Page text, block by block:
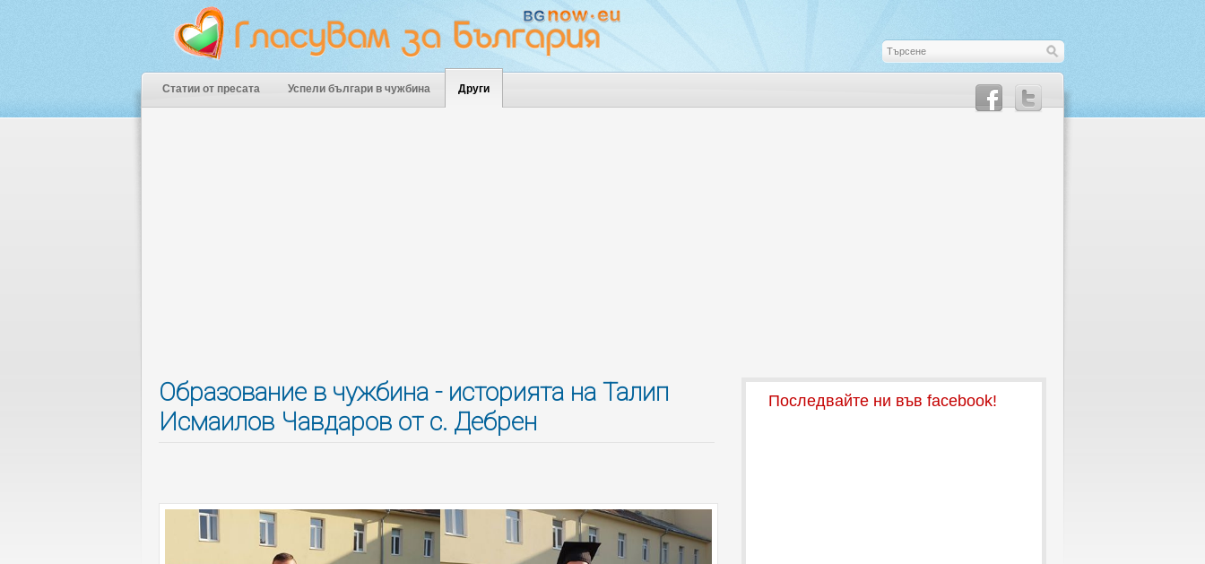
Статии от пресата Успели българи в чужбина Други
Образование в чужбина - историята на Талип
Исмаилов Чавдаров от с. Дебрен
Последвайте ни във facebook!